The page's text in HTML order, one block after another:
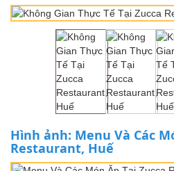
Hình ảnh: Menu Và Các
Restaurant, Huế